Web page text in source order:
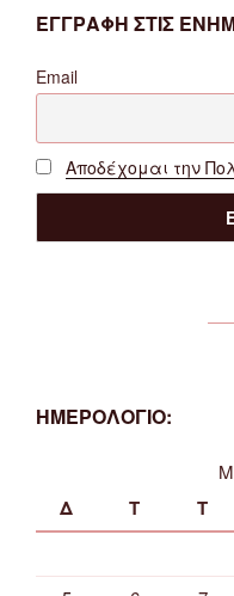
ΕΓΓΡΑΦΗ ΣΤΙΣ
Email
Αποδέχομαι την
ΗΜΕΡΟΛΟΓΙΟ:
Δ Τ Τ